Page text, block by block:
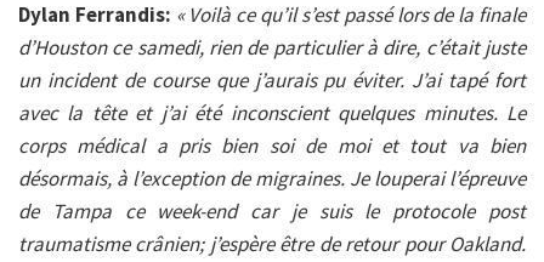
Dylan Ferrandis: « Voilà ce qu’il s’est passé lors de la finale
d’Houston ce samedi, rien de particulier à dire, c’était juste
un incident de course que j’aurais pu éviter. J’ai tapé fort
avec la tête et j’ai été inconscient quelques minutes. Le
corps médical a pris bien soi de moi et tout va bien
désormais, à l’exception de migraines. Je louperai l’épreuve
de Tampa ce week-end car je suis le protocole post
traumatisme crânien; j’espère être de retour pour Oakland.